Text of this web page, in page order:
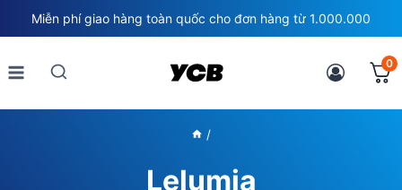
to
content
Miễn phí giao hàng toàn quốc cho đơn hàng từ 1.000.000
0
/
Lelumia